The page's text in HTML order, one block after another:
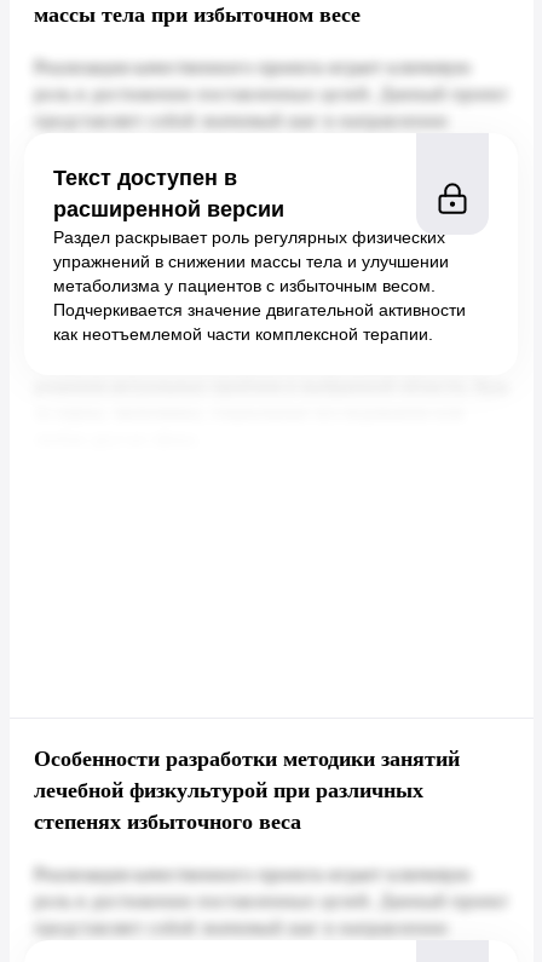
массы тела при избыточном весе
Текст доступен в
расширенной версии
Раздел раскрывает роль регулярных физических
упражнений в снижении массы тела и улучшении
метаболизма у пациентов с избыточным весом.
Подчеркивается значение двигательной активности
как неотъемлемой части комплексной терапии.
Особенности разработки методики занятий
лечебной физкультурой при различных
степенях избыточного веса